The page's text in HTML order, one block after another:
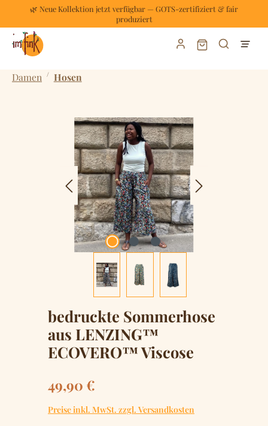
Zum Hauptinhalt springen
🌿 Neue Kollektion jetzt verfügbar — GOTS-zertifiziert & fair
produziert
Warenkorb
Damen / Hosen
Bildergalerie überspringen
bedruckte Sommerhose
aus LENZING™
ECOVERO™ Viscose
Regulärer Preis:
49,90 €
Preise inkl. MwSt. zzgl. Versandkosten